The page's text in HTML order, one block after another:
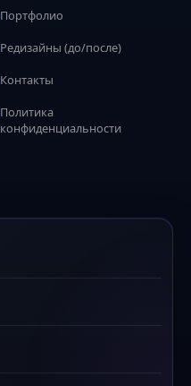
Портфолио
Редизайны (до/после)
Контакты
Политика
конфиденциальности